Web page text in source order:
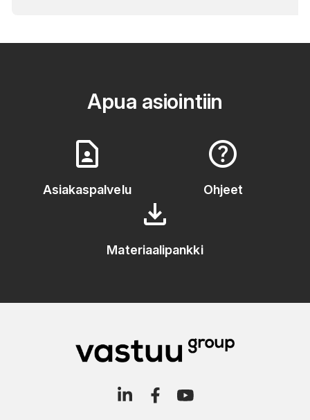
Apua asiointiin
contact_page
Asiakaspalvelu
help
Ohjeet
download
Materiaalipankki